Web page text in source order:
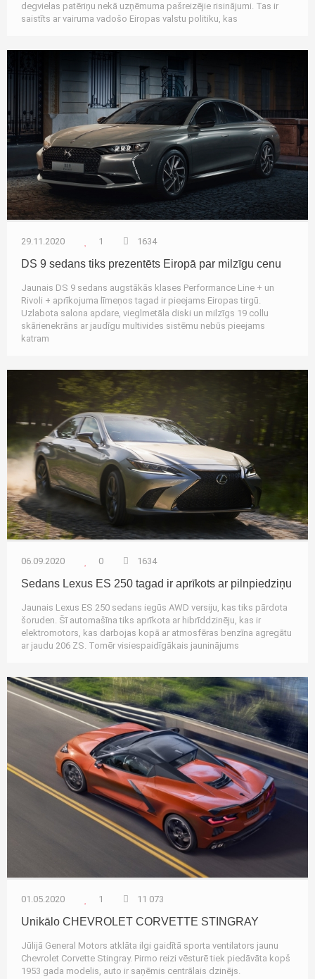
degvielas patēriņu nekā uzņēmuma pašreizējie risinājumi. Tas ir
saistīts ar vairuma vadošo Eiropas valstu politiku, kas
29.11.2020 1 1634
DS 9 sedans tiks prezentēts Eiropā par milzīgu cenu
Jaunais DS 9 sedans augstākās klases Performance Line + un
Rivoli + aprīkojuma līmeņos tagad ir pieejams Eiropas tirgū.
Uzlabota salona apdare, vieglmetāla diski un milzīgs 19 collu
skārienekrāns ar jaudīgu multivides sistēmu nebūs pieejams
katram
06.09.2020 0 1634
Sedans Lexus ES 250 tagad ir aprīkots ar pilnpiedziņu
Jaunais Lexus ES 250 sedans iegūs AWD versiju, kas tiks pārdota
šoruden. Šī automašīna tiks aprīkota ar hibrīddzinēju, kas ir
elektromotors, kas darbojas kopā ar atmosfēras benzīna agregātu
ar jaudu 206 ZS. Tomēr visiespaidīgākais jauninājums
01.05.2020 1 11 073
Unikālo CHEVROLET CORVETTE STINGRAY
Jūlijā General Motors atklāta ilgi gaidītā sporta ventilators jaunu
Chevrolet Corvette Stingray. Pirmo reizi vēsturē tiek piedāvāta kopš
1953 gada modelis, auto ir saņēmis centrālais dzinējs.